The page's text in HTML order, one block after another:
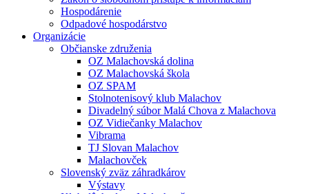
Hospodárenie
Odpadové hospodárstvo
Organizácie
Občianske združenia
OZ Malachovská dolina
OZ Malachovská škola
OZ SPAM
Stolnotenisový klub Malachov
Divadelný súbor Malá Chova z Malachova
OZ Vidiečanky Malachov
Vibrama
TJ Slovan Malachov
Malachovček
Slovenský zväz záhradkárov
Výstavy